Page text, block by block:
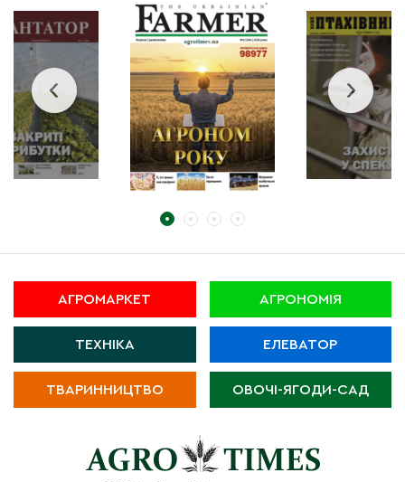
АГРОМАРКЕТ АГРОНОМІЯ
ТЕХНІКА ЕЛЕВАТОР
ТВАРИННИЦТВО ОВОЧІ-ЯГОДИ-САД